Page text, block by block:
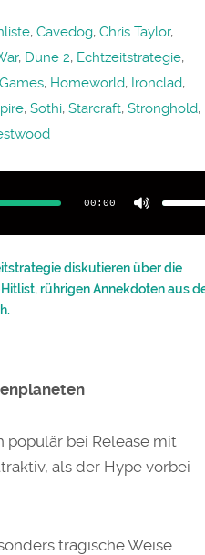
, Cavedog, Chris Taylor,
, Dune 2, Echtzeitstrategie,
, Homeworld, Ironclad,
, Sothi, Starcraft, Stronghold,
00:00
um
zu
diskutieren über die
rührigen Annekdoten aus
populär bei Release mit
als der Hype vorbei
tragische Weise